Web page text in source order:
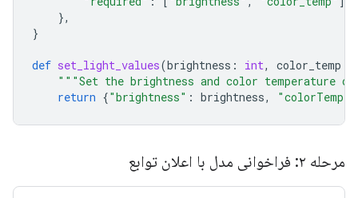
},
}
def set_light_values(brightness : int, color_temp
"""Set the brightness and color temperature
return {"brightness" : brightness,
مرحله ۲: فراخوانی مدل با اعلان توابع